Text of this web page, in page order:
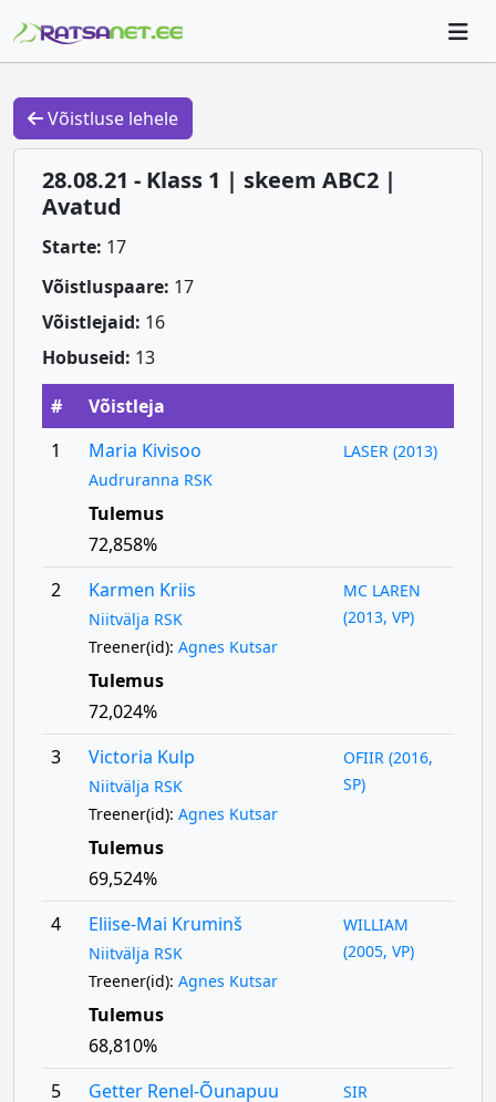
Võistluse lehele
28.08.21 - Klass 1 | skeem ABC2 |
Avatud
Starte: 17
Võistluspaare: 17
Võistlejaid: 16
Hobuseid: 13
#
Võistleja
1
Maria Kivisoo
Audruranna RSK
LASER (2013)
Tulemus
72,858%
2
Karmen Kriis
Niitvälja RSK
Treener(id): Agnes Kutsar
MC LAREN
(2013, VP)
Tulemus
72,024%
3
Victoria Kulp
Niitvälja RSK
Treener(id): Agnes Kutsar
OFIIR (2016,
SP)
Tulemus
69,524%
4
Eliise-Mai Kruminš
Niitvälja RSK
Treener(id): Agnes Kutsar
WILLIAM
(2005, VP)
Tulemus
68,810%
5
Getter Renel-Õunapuu
SIR